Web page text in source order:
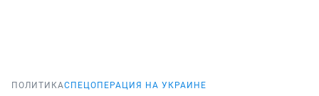
ПОЛИТИКАСПЕЦОПЕРАЦИЯ НА УКРАИНЕ